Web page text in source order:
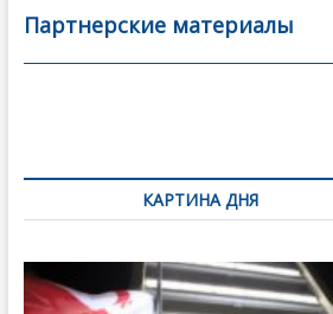
b
o
er l
а
в
Партнерские материалы
по
записямКАРТИНА ДНЯ